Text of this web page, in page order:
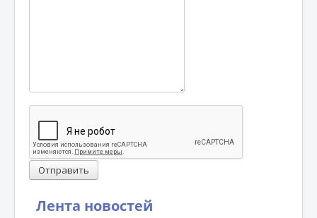
Лента новостей
Отправить